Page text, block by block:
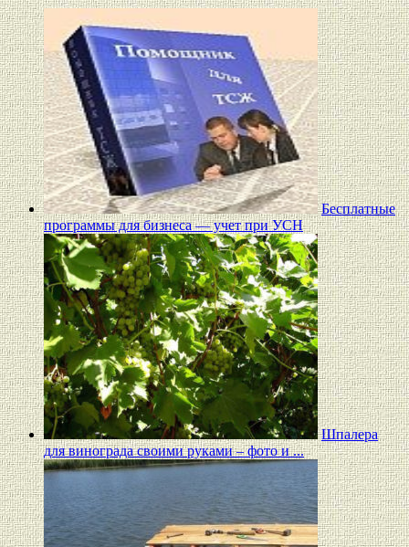
Бесплатные
программы для бизнеса — учет при УСН
Шпалера
для винограда своими руками – фото и ...